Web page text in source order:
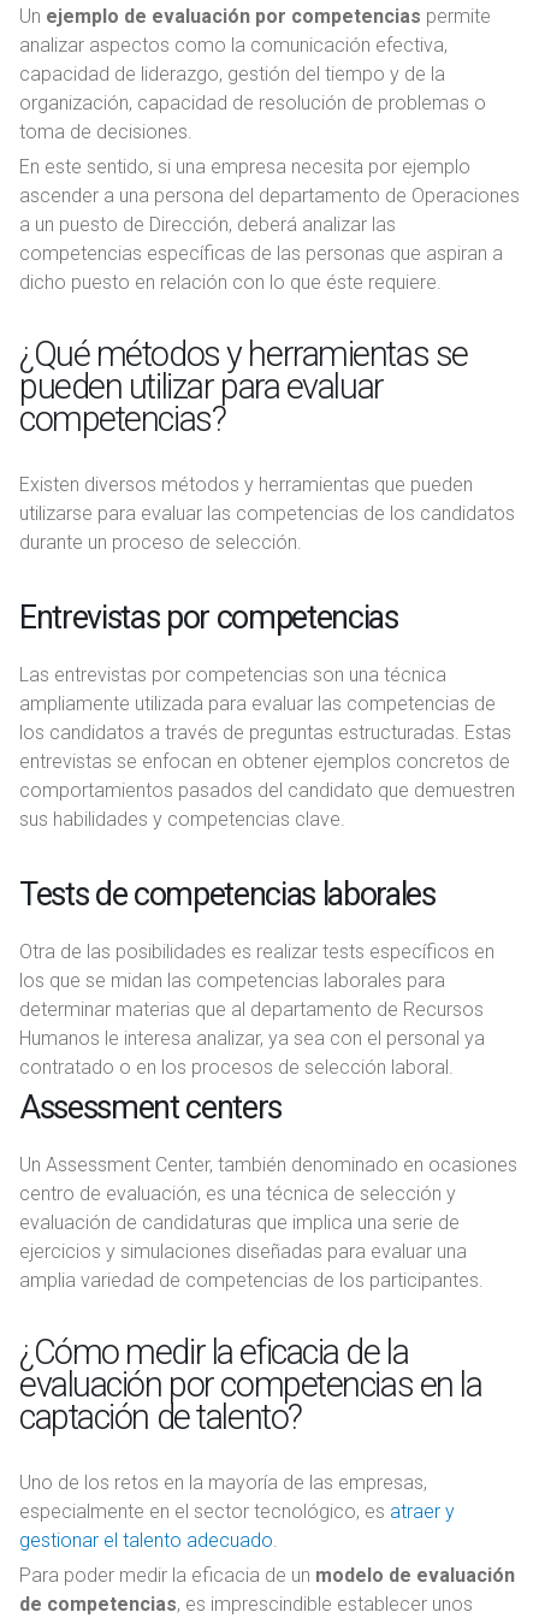
Un ejemplo de evaluación por competencias permite
analizar aspectos como la comunicación efectiva,
capacidad de liderazgo, gestión del tiempo y de la
organización, capacidad de resolución de problemas o
toma de decisiones.
En este sentido, si una empresa necesita por ejemplo
ascender a una persona del departamento de Operaciones
a un puesto de Dirección, deberá analizar las
competencias específicas de las personas que aspiran a
dicho puesto en relación con lo que éste requiere.
¿Qué métodos y herramientas se
pueden utilizar para evaluar
competencias?
Existen diversos métodos y herramientas que pueden
utilizarse para evaluar las competencias de los candidatos
durante un proceso de selección.
Entrevistas por competencias
Las entrevistas por competencias son una técnica
ampliamente utilizada para evaluar las competencias de
los candidatos a través de preguntas estructuradas. Estas
entrevistas se enfocan en obtener ejemplos concretos de
comportamientos pasados del candidato que demuestren
sus habilidades y competencias clave.
Tests de competencias laborales
Otra de las posibilidades es realizar tests específicos en
los que se midan las competencias laborales para
determinar materias que al departamento de Recursos
Humanos le interesa analizar, ya sea con el personal ya
contratado o en los procesos de selección laboral.
Assessment centers
Un Assessment Center, también denominado en ocasiones
centro de evaluación, es una técnica de selección y
evaluación de candidaturas que implica una serie de
ejercicios y simulaciones diseñadas para evaluar una
amplia variedad de competencias de los participantes.
¿Cómo medir la eficacia de la
evaluación por competencias en la
captación de talento?
Uno de los retos en la mayoría de las empresas,
especialmente en el sector tecnológico, es atraer y
gestionar el talento adecuado.
Para poder medir la eficacia de un modelo de evaluación
de competencias, es imprescindible establecer unos